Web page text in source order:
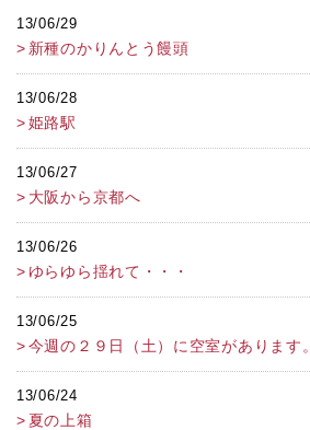
13/06/29
新種のかりんとう饅頭
13/06/28
姫路駅
13/06/27
大阪から京都へ
13/06/26
ゆらゆら揺れて・・・
13/06/25
今週の２９日（土）に空室があります。
13/06/24
夏の上箱